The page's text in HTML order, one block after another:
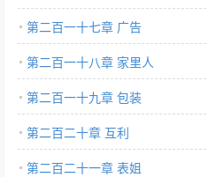
第二百一十七章 广告
第二百一十八章 家里人
第二百一十九章 包装
第二百二十章 互利
第二百二十一章 表姐